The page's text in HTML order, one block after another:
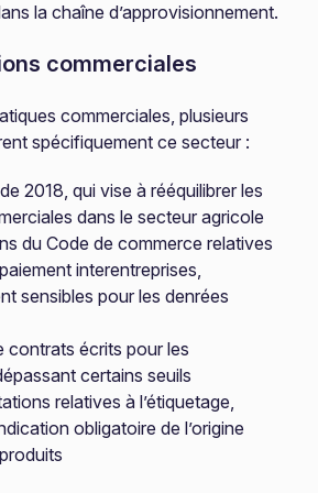
la chaîne d’approvisionnement.
commerciales
commerciales, plusieurs
spécifiquement ce secteur :
2018, qui vise à rééquilibrer les
dans le secteur agricole
du Code de commerce relatives
interentreprises,
sensibles pour les denrées
contrats écrits pour les
certains seuils
relatives à l’étiquetage,
obligatoire de l’origine